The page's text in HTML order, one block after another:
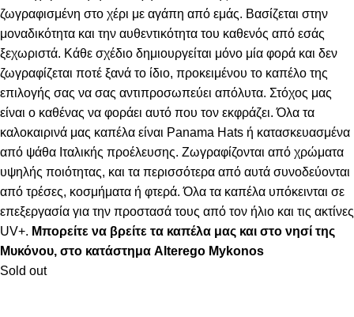
ζωγραφισμένη στο χέρι με αγάπη από εμάς. Βασίζεται στην
μοναδικότητα και την αυθεντικότητα του καθενός από εσάς
ξεχωριστά. Κάθε σχέδιο δημιουργείται μόνο μία φορά και δεν
ζωγραφίζεται ποτέ ξανά το ίδιο, προκειμένου το καπέλο της
επιλογής σας να σας αντιπροσωπεύει απόλυτα. Στόχος μας
είναι ο καθένας να φοράει αυτό που τον εκφράζει. Όλα τα
καλοκαιρινά μας καπέλα είναι Panama Hats ή κατασκευασμένα
από ψάθα Ιταλικής προέλευσης. Ζωγραφίζονται από χρώματα
υψηλής ποιότητας, και τα περισσότερα από αυτά συνοδεύονται
από τρέσες, κοσμήματα ή φτερά. Όλα τα καπέλα υπόκεινται σε
επεξεργασία για την προστασά τους από τον ήλιο και τις ακτίνες
UV+. Μπορείτε να βρείτε τα καπέλα μας και στο νησί της
Μυκόνου, στο κατάστημα Alterego Mykonos
Sold out